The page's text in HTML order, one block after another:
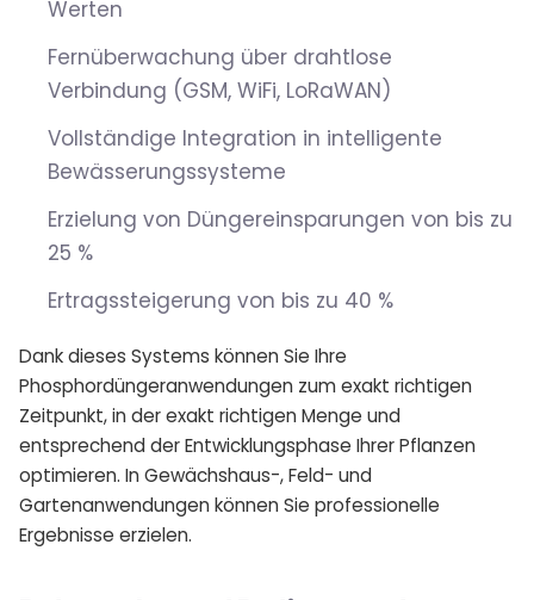
Werten
Fernüberwachung über drahtlose
Verbindung (GSM, WiFi, LoRaWAN)
Vollständige Integration in intelligente
Bewässerungssysteme
Erzielung von Düngereinsparungen von bis zu
25 %
Ertragssteigerung von bis zu 40 %
Dank dieses Systems können Sie Ihre
Phosphordüngeranwendungen zum exakt richtigen
Zeitpunkt, in der exakt richtigen Menge und
entsprechend der Entwicklungsphase Ihrer Pflanzen
optimieren. In Gewächshaus-, Feld- und
Gartenanwendungen können Sie professionelle
Ergebnisse erzielen.